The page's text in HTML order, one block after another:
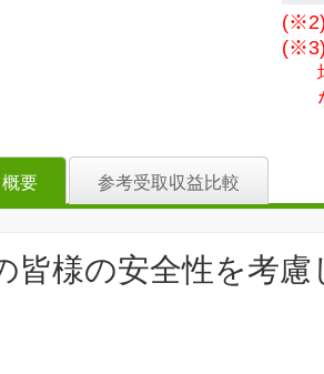
(※2)
(※3)
要 参考受取収益比較
皆様の安全性を考